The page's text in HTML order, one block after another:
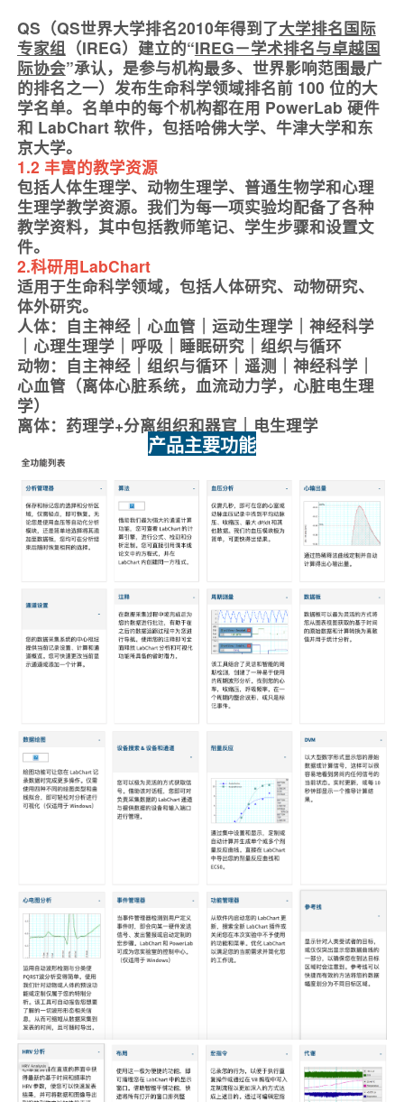
QS（QS世界大学排名2010年得到了大学排名国际
专家组 （IREG）建立的“IREG－学术排名与卓越国
际协会”承认，是参与机构最多、世界影响范围最广
的排名之一）发布生命科学领域排名前 100 位的大
学名单。名单中的每个机构都在用 PowerLab 硬件
和 LabChart 软件，包括哈佛大学、牛津大学和东
京大学。
1.2 丰富的教学资源
包括人体生理学、动物生理学、普通生物学和心理
生理学教学资源。我们为每一项实验均配备了各种
教学资料，其中包括教师笔记、学生步骤和设置文
件。
2.科研用LabChart
适用于生命科学领域，包括人体研究、动物研究、
体外研究。
人体：自主神经｜心血管｜运动生理学｜神经科学
｜心理生理学｜呼吸｜睡眠研究｜组织与循环
动物：自主神经｜组织与循环｜遥测｜神经科学｜
心血管（离体心脏系统，血流动力学，心脏电生理
学）
离体：药理学+分离组织和器官｜电生理学
产品主要功能